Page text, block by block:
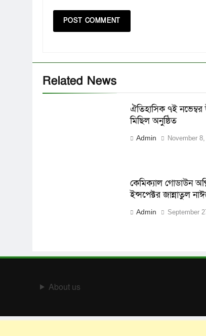
Related News
ঐতিহাসিক ৭ই
মিছিল অনুষ্ঠিত
Admin November
কেমিক্যাল গোডাউন
ইন্সপেক্টর জান্নাতুল
Admin September
About us